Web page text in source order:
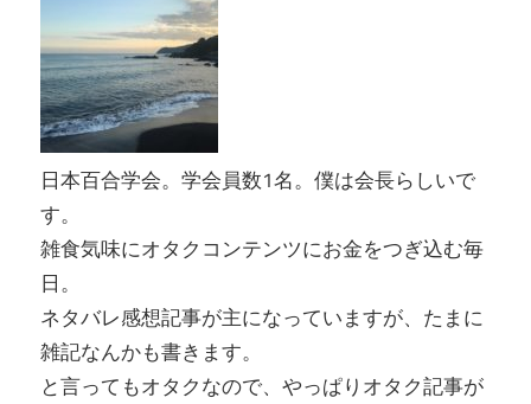
日本百合学会。学会員数1名。僕は会長らしいで
す。
雑食気味にオタクコンテンツにお金をつぎ込む毎
日。
ネタバレ感想記事が主になっていますが、たまに
雑記なんかも書きます。
と言ってもオタクなので、やっぱりオタク記事が